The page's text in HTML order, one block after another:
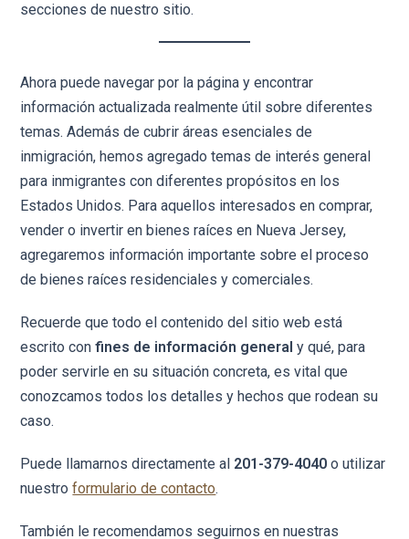
secciones de nuestro sitio.
Ahora puede navegar por la página y encontrar
información actualizada realmente útil sobre diferentes
temas. Además de cubrir áreas esenciales de
inmigración, hemos agregado temas de interés general
para inmigrantes con diferentes propósitos en los
Estados Unidos. Para aquellos interesados ​​en comprar,
vender o invertir en bienes raíces en Nueva Jersey,
agregaremos información importante sobre el proceso
de bienes raíces residenciales y comerciales.
Recuerde que todo el contenido del sitio web está
escrito confines de información general y qué, para
poder servirle en su situación concreta, es vital que
conozcamos todos los detalles y hechos que rodean su
caso.
Puede llamarnos directamente al 201-379-4040 o utilizar
nuestroformulario de contacto.
También le recomendamos seguirnos en nuestras